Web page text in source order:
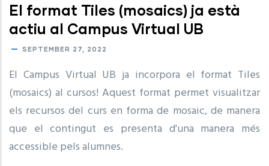
El format Tiles (mosaics) ja està
actiu al Campus Virtual UB
SEPTEMBER 27, 2022
El Campus Virtual UB ja incorpora el format Tiles
(mosaics) al cursos! Aquest format permet visualitzar
els recursos del curs en forma de mosaic, de manera
que el contingut es presenta d'una manera més
accessible pels alumnes.